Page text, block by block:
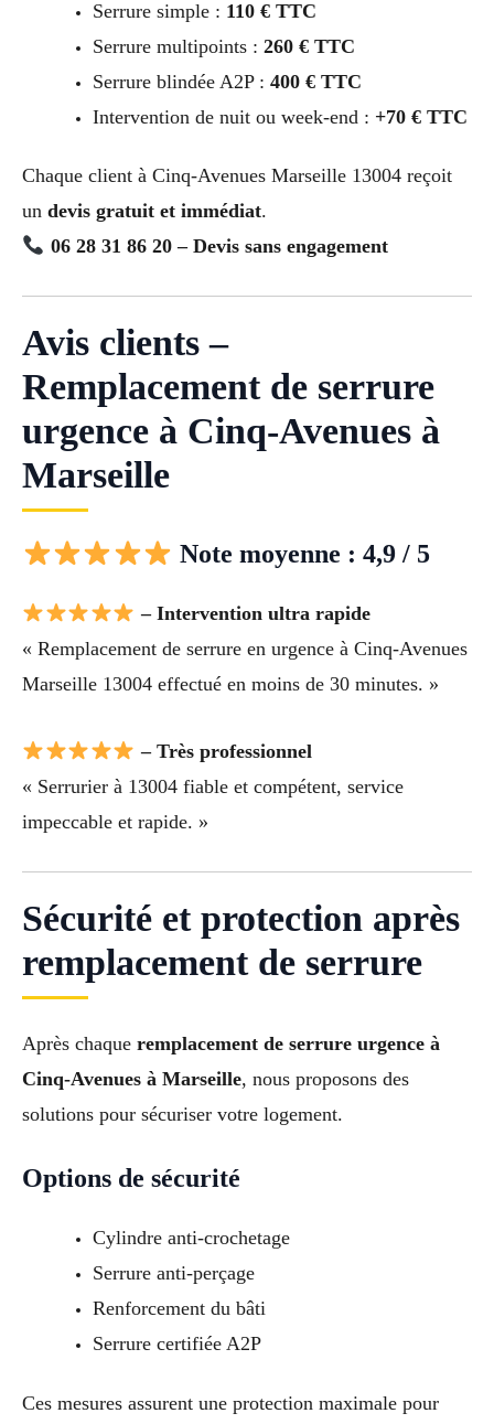
Serrure simple : 110 € TTC
Serrure multipoints : 260 € TTC
Serrure blindée A2P : 400 € TTC
Intervention de nuit ou week-end : +70 € TTC
Chaque client à Cinq-Avenues Marseille 13004 reçoit
un devis gratuit et immédiat.
06 28 31 86 20 – Devis sans engagement
Avis clients –
Remplacement de serrure
urgence à Cinq-Avenues à
Marseille
Note moyenne : 4,9 / 5
– Intervention ultra rapide
« Remplacement de serrure en urgence à Cinq-Avenues
Marseille 13004 effectué en moins de 30 minutes. »
– Très professionnel
« Serrurier à 13004 fiable et compétent, service
impeccable et rapide. »
Sécurité et protection après
remplacement de serrure
Après chaque remplacement de serrure urgence à
Cinq-Avenues à Marseille, nous proposons des
solutions pour sécuriser votre logement.
Options de sécurité
Cylindre anti-crochetage
Serrure anti-perçage
Renforcement du bâti
Serrure certifiée A2P
Ces mesures assurent une protection maximale pour